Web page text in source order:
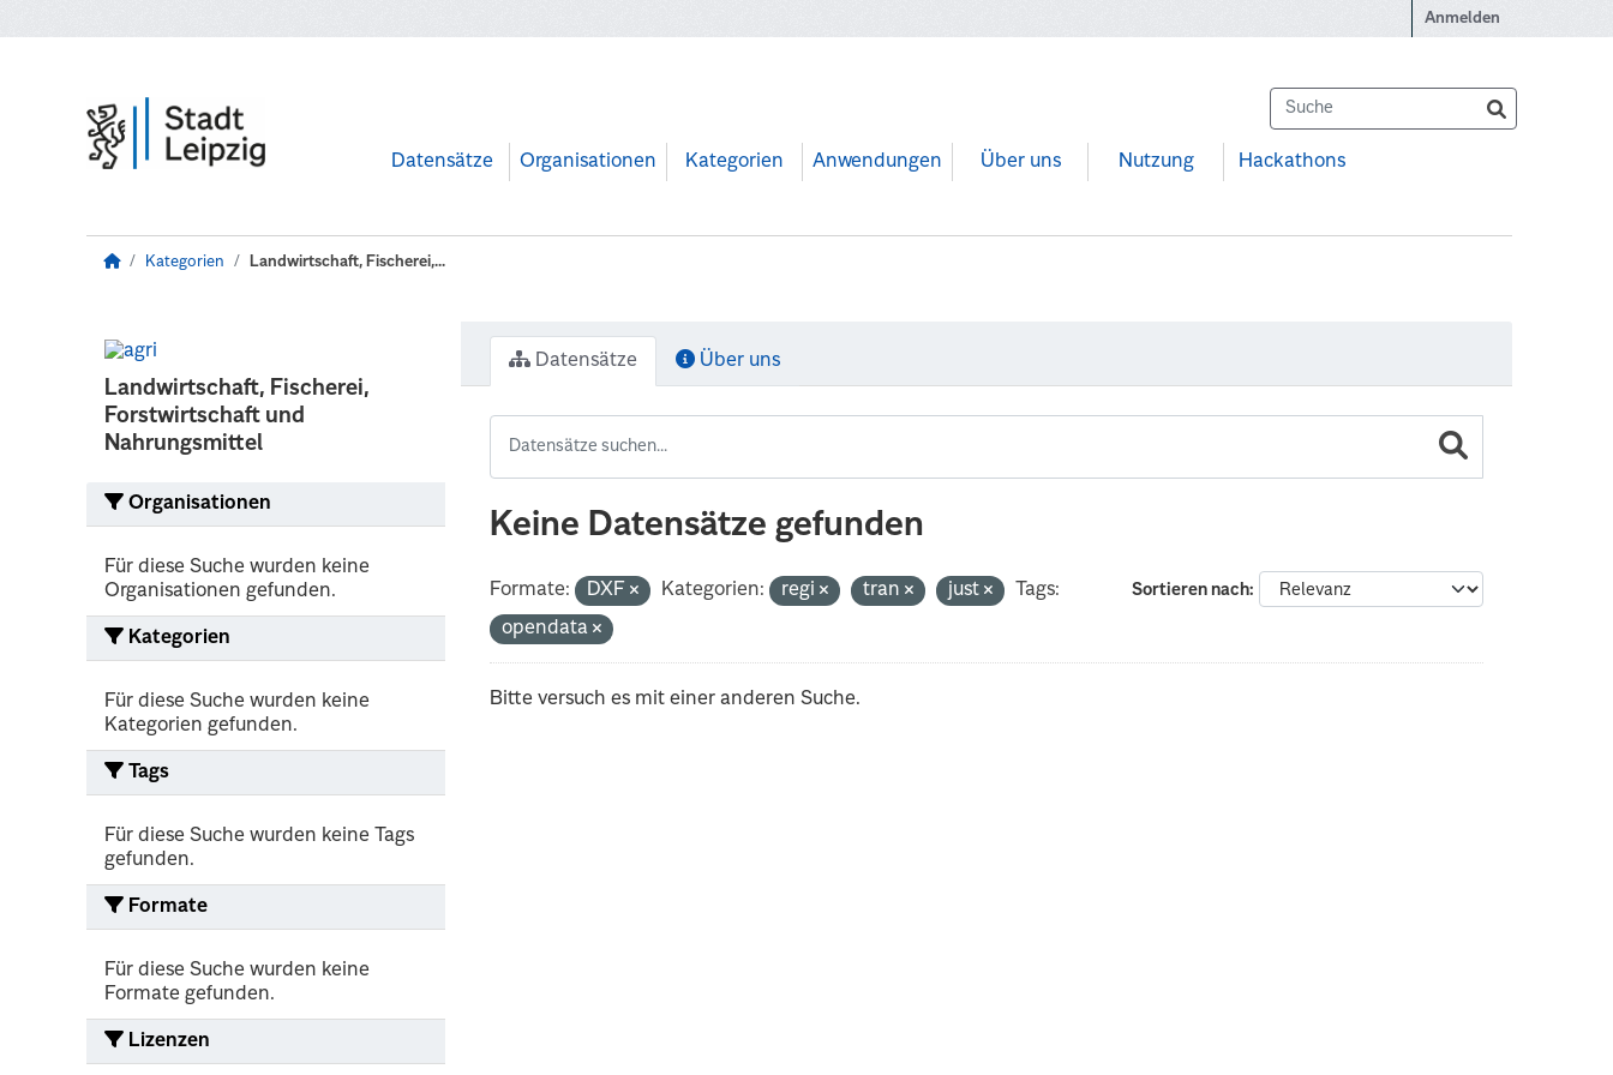
Anmelden
Datensätze Organisationen Kategorien Anwendungen Über uns Nutzung Hackathons
Kategorien Landwirtschaft, Fischerei,...
Landwirtschaft, Fischerei,
Forstwirtschaft und
Nahrungsmittel
Organisationen
Für diese Suche wurden keine
Organisationen gefunden.
Kategorien
Für diese Suche wurden keine
Kategorien gefunden.
Tags
Für diese Suche wurden keine Tags
gefunden.
Formate
Für diese Suche wurden keine
Formate gefunden.
Lizenzen
Datensätze Über uns
Keine Datensätze gefunden
Sortieren nach
Formate: DXF Kategorien: regi tran just
Tags:
opendata
Bitte versuch es mit einer anderen Suche.